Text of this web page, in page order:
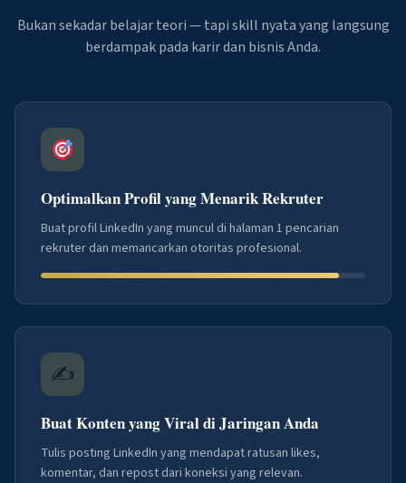
Bukan sekadar belajar teori — tapi skill nyata yang langsung
berdampak pada karir dan bisnis Anda.
Optimalkan Profil yang Menarik Rekruter
Buat profil LinkedIn yang muncul di halaman 1 pencarian
rekruter dan memancarkan otoritas profesional.
✍️
Buat Konten yang Viral di Jaringan Anda
Tulis posting LinkedIn yang mendapat ratusan likes,
komentar, dan repost dari koneksi yang relevan.